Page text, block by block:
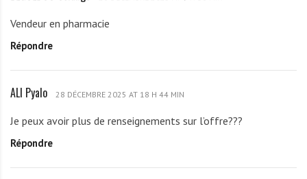
G
U
O
S
o
Vendeur en pharmacie
Répondre
A
I
P
ALI Pyalo 28 DÉCEMBRE 2025 AT 18 H 44 MIN
Je peux avoir plus de renseignements sur l’offre???
Répondre